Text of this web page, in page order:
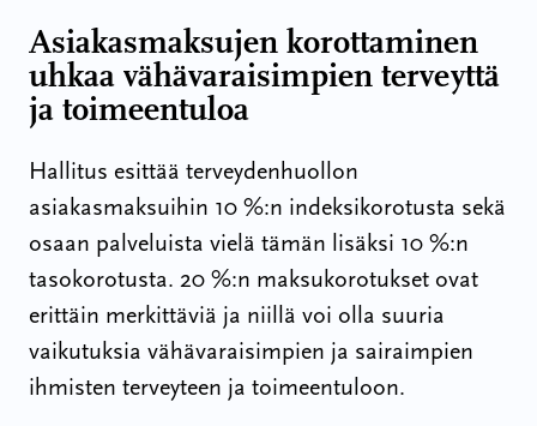
Asiakasmaksujen korottaminen
uhkaa vähävaraisimpien terveyttä
ja toimeentuloa
Hallitus esittää terveydenhuollon
asiakasmaksuihin 10 %:n indeksikorotusta sekä
osaan palveluista vielä tämän lisäksi 10 %:n
tasokorotusta. 20 %:n maksukorotukset ovat
erittäin merkittäviä ja niillä voi olla suuria
vaikutuksia vähävaraisimpien ja sairaimpien
ihmisten terveyteen ja toimeentuloon.